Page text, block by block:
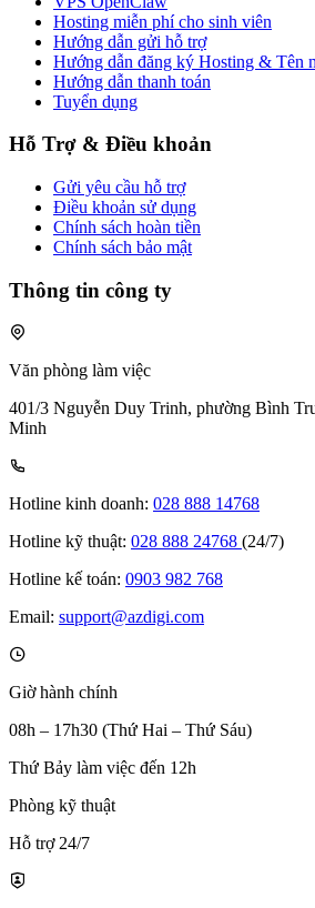
Hosting miễn phí cho sinh viên
Hướng dẫn gửi hỗ trợ
Hướng dẫn đăng ký Hosting & Tên
Hướng dẫn thanh toán
Tuyển dụng
Hỗ Trợ & Điều khoản
Gửi yêu cầu hỗ trợ
Điều khoản sử dụng
Chính sách hoàn tiền
Chính sách bảo mật
Thông tin công ty
Văn phòng làm việc
401/3 Nguyễn Duy Trinh, phường Bình
Minh
Hotline kinh doanh: 028 888 14768
Hotline kỹ thuật: 028 888 24768 (24/7)
Hotline kế toán: 0903 982 768
Email: support@azdigi.com
Giờ hành chính
08h – 17h30 (Thứ Hai – Thứ Sáu)
Thứ Bảy làm việc đến 12h
Phòng kỹ thuật
Hỗ trợ 24/7